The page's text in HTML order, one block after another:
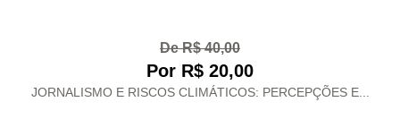
De R$ 40,00
Por R$ 20,00
JORNALISMO E RISCOS CLIMÁTICOS: PERCEPÇÕES E...